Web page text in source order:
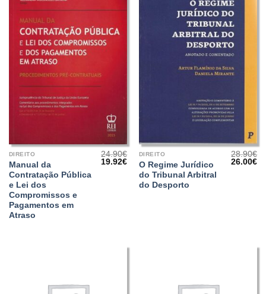
DIREITO
Manual da
Contratação Pública
e Lei dos
Compromissos e
Pagamentos em
Atraso
24.90€
O
19.92€O
preço
atual
DIREITO
O Regime Jurídico
do Tribunal Arbitral
do Desporto
28.90€
O
26.00€O